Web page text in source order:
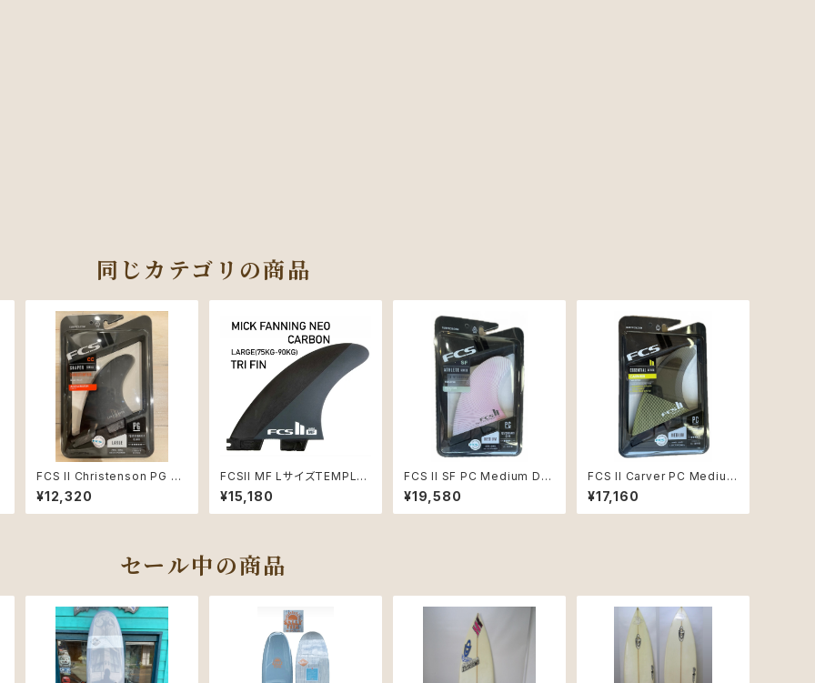
同じカテゴリの商品
FCS II Christenson PG La
rge Black Quad Rear Ret
ail Fins
¥12,320
FCSII MF LサイズTEMPLA
TE THRUSTER SETS Neo
Carbon 3本セット
¥15,180
FCS II SF PC Medium Du
sty Pink Tri Retail Fins
¥19,580
FCS II Carver PC Medium
Eucalyptus Tri Retail Fins
¥17,160
セール中の商品